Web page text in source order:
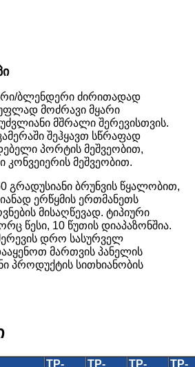
ბლენდერი ძირითადად
მოძრავი მყარი
მშრალი შერევისთვის.
შეჰყავთ სწრაფად
პორტის მეშვეობით,
კონვეიერის მეშვეობით.
გრადუსიანი ბრუნვის წყალობით,
ერწყმის ერთმანეთს
მისაღწევად. ტიპიური
წესი, 10 წუთის დიაპაზონშია.
დრო სასურველ
მართვის პანელის
პროდუქტის სითხიანობის
TP-
TP-
TP-
TP-